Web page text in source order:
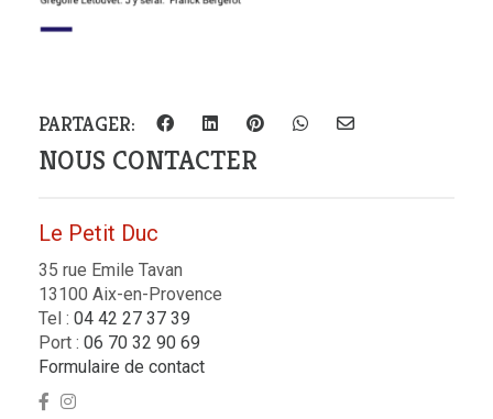
PARTAGER:
NOUS CONTACTER
Le Petit Duc
35 rue Emile Tavan
13100 Aix-en-Provence
Tel : 04 42 27 37 39
Port : 06 70 32 90 69
Formulaire de contact